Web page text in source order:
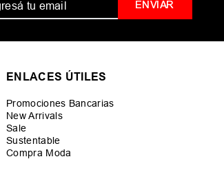
ENVIAR
ENLACES ÚTILES
Promociones Bancarias
New Arrivals
Sale
Sustentable
Compra Moda